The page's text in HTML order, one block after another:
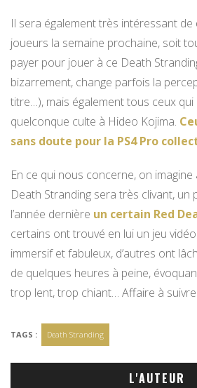
Il sera également très intéressant de
joueurs la semaine prochaine, soit
payer pour jouer à ce Death
bizarrement, change parfois la
titre…), mais également tous ceux
quelconque culte à Hideo Kojima.
sans doute pour la PS4 Pro
En ce qui nous concerne, on
Death Stranding sera très clivant, un
l’année dernière un certain Red
certains ont trouvé en lui un jeu
immersif et fabuleux, d’autres ont
de quelques heures à peine,
trop lent, trop chiant… Affaire à
TAGS : Death Stranding
L'AUTEUR